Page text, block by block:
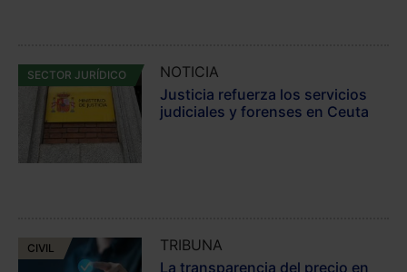
SECTOR JURÍDICO
NOTICIA
Justicia refuerza los servicios
judiciales y forenses en Ceuta
CIVIL
TRIBUNA
La transparencia del precio en